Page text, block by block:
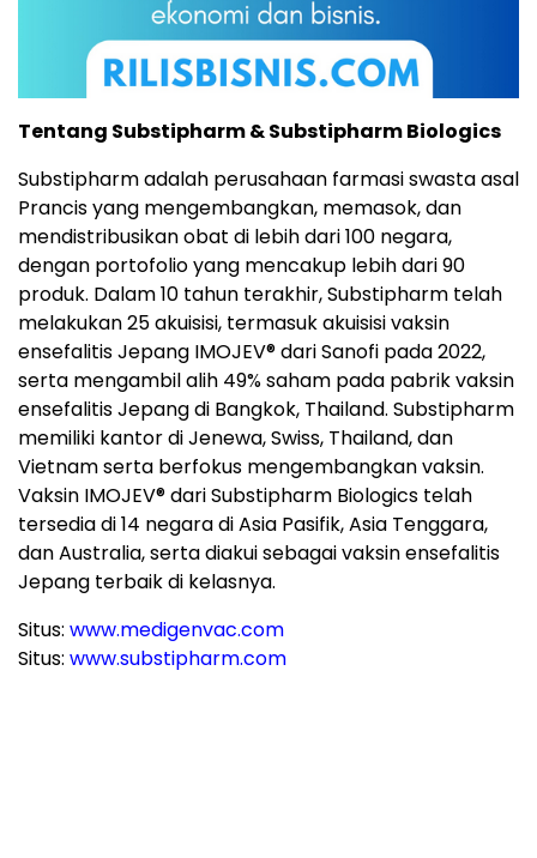
Tentang Substipharm & Substipharm Biologics
Substipharm adalah perusahaan farmasi swasta asal
Prancis yang mengembangkan, memasok, dan
mendistribusikan obat di lebih dari 100 negara,
dengan portofolio yang mencakup lebih dari 90
produk. Dalam 10 tahun terakhir, Substipharm telah
melakukan 25 akuisisi, termasuk akuisisi vaksin
ensefalitis Jepang IMOJEV® dari Sanofi pada 2022,
serta mengambil alih 49% saham pada pabrik vaksin
ensefalitis Jepang di Bangkok, Thailand. Substipharm
memiliki kantor di Jenewa, Swiss, Thailand, dan
Vietnam serta berfokus mengembangkan vaksin.
Vaksin IMOJEV® dari Substipharm Biologics telah
tersedia di 14 negara di Asia Pasifik, Asia Tenggara,
dan Australia, serta diakui sebagai vaksin ensefalitis
Jepang terbaik di kelasnya.
Situs: www.medigenvac.com
Situs: www.substipharm.com